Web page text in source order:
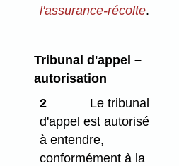
l'assurance-récolte.
Tribunal d'appel –
autorisation
2
Le tribunal
d'appel est autorisé
à entendre,
conformément à la